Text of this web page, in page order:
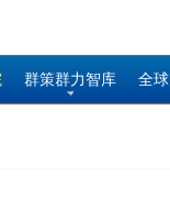
群策群力智库 全